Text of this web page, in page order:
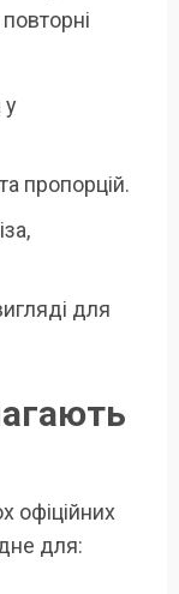
у
пропорцій.
для
офіційних
для: